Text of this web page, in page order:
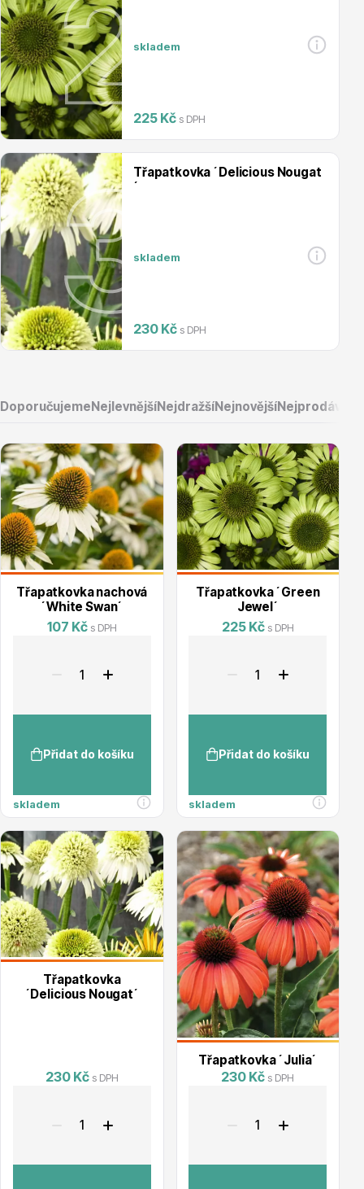
Magnólie
Semena, sadba
Vodní rostliny
Květináče
Nářadí, příslušenství
skladem
225 Kč s DPH
Třapatkovka ´Delicious Nougat
´
skladem
230 Kč s DPH
DoporučujemeNejlevnějšíNejdražšíNejnovější
Třapatkovka nachová
´White Swan´
107 Kč s DPH
Přidat do košíku
skladem
Třapatkovka ´Green
Jewel´
225 Kč s DPH
Přidat do košíku
skladem
Třapatkovka
´Delicious Nougat´
230 Kč s DPH
Třapatkovka ´Julia´
230 Kč s DPH